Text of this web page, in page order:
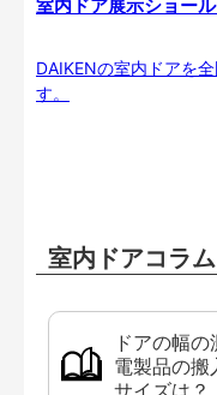
室内ドア展示ショー
DAIKENの室内ドアを
す。
室内ドアコラム
ドアの幅
電製品の搬
サイズは？